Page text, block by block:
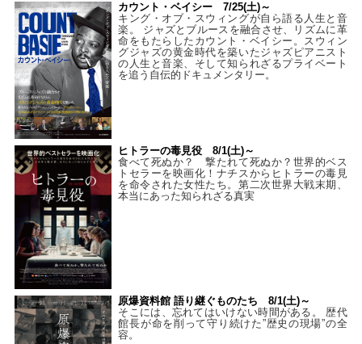
カウント・ベイシー 7/25(土)～
キング・オブ・スウィングが自ら語る人生と音
楽。 ジャズとブルースを融合させ、リズムに革
命をもたらしたカウント・ベイシー。スウィン
グジャズの黄金時代を築いたジャズピアニスト
の人生と音楽、そして知られざるプライベート
を追う自伝的ドキュメンタリー。
ヒトラーの毒見役 8/1(土)～
食べて死ぬか？ 撃たれて死ぬか？世界的ベス
トセラーを映画化！ナチスからヒトラーの毒見
を命令された女性たち。第二次世界大戦末期、
本当にあった知られざる真実
原爆資料館 語り継ぐものたち 8/1(土)～
そこには、忘れてはいけない時間がある。 歴代
館長が命を削って守り続けた”歴史の現場”の全
容。